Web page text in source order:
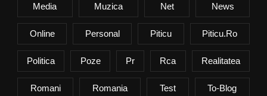
Media Muzica Net News
Online Personal Piticu Piticu.ro
Politica Poze Pr Rca Realitatea
Romani Romania Test To-Blog